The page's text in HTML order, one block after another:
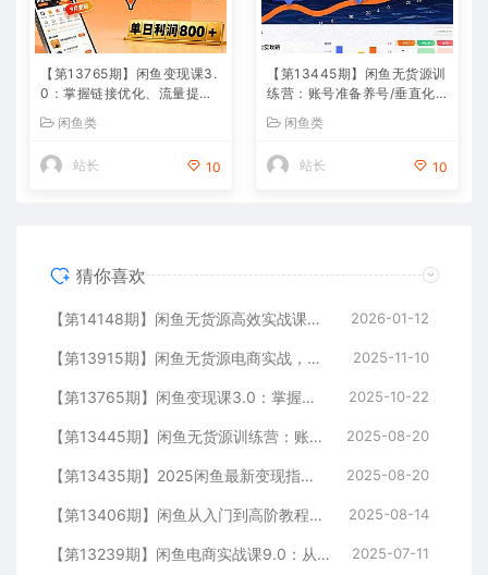
【第13765期】闲鱼变现课3.
0：掌握链接优化、流量提
+
闲鱼类
站长 10
【第13445期】闲鱼无货源训
练营：账号准备养号/垂直化
盈利指南
闲鱼类
站长 10
猜你喜欢
【第14148期】闲鱼无货源高效实战课：从起号到爆单，手把手带你吃透二手电商，单账号月利润破万 2026-01-12
【第13915期】闲鱼无货源电商实战，选品技巧+店铺运营+独家出单方法，单店月利润8000元 2025-11-10
【第13765期】闲鱼变现课3.0：掌握链接优化、流量提升、商业变现，单日利润800+ 2025-10-22
【第13445期】闲鱼无货源训练营：账号准备养号/垂直化选品/黑搜玩法，0基础30天盈利指南 2025-08-20
【第13435期】2025闲鱼最新变现指南：店铺搭建实操，爆款产品起号，全流程运营 2025-08-20
【第13406期】闲鱼从入门到高阶教程：0成本电商创业，掌握闲鱼卖货核心方法论与实战技巧 2025-08-14
【第13239期】闲鱼电商实战课9.0：从养号到爆单，权重提升秘籍，选品上架全流程 2025-07-11